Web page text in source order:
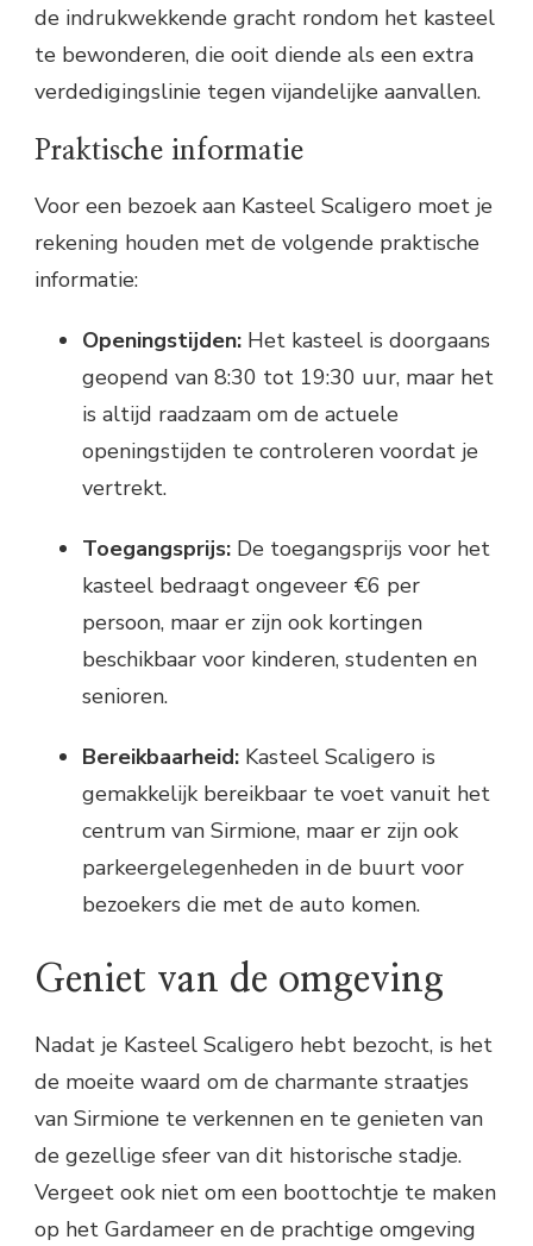
de indrukwekkende gracht rondom het kasteel
te bewonderen, die ooit diende als een extra
verdedigingslinie tegen vijandelijke aanvallen.
Praktische informatie
Voor een bezoek aan Kasteel Scaligero moet je
rekening houden met de volgende praktische
informatie:
Openingstijden: Het kasteel is doorgaans
geopend van 8:30 tot 19:30 uur, maar het
is altijd raadzaam om de actuele
openingstijden te controleren voordat je
vertrekt.
Toegangsprijs: De toegangsprijs voor het
kasteel bedraagt ongeveer €6 per
persoon, maar er zijn ook kortingen
beschikbaar voor kinderen, studenten en
senioren.
Bereikbaarheid: Kasteel Scaligero is
gemakkelijk bereikbaar te voet vanuit het
centrum van Sirmione, maar er zijn ook
parkeergelegenheden in de buurt voor
bezoekers die met de auto komen.
Geniet van de omgeving
Nadat je Kasteel Scaligero hebt bezocht, is het
de moeite waard om de charmante straatjes
van Sirmione te verkennen en te genieten van
de gezellige sfeer van dit historische stadje.
Vergeet ook niet om een boottochtje te maken
op het Gardameer en de prachtige omgeving